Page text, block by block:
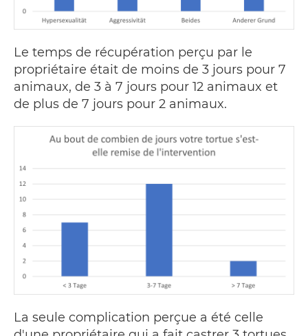
Le temps de récupération perçu par le
propriétaire était de moins de 3 jours pour 7
animaux, de 3 à 7 jours pour 12 animaux et
de plus de 7 jours pour 2 animaux.
La seule complication perçue a été celle